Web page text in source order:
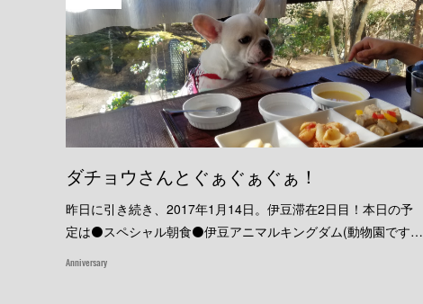
ダチョウさんとぐぁぐぁぐぁ！
昨日に引き続き、2017年1月14日。伊豆滞在2日目！本日の予
定は⚫スペシャル朝食⚫伊豆アニマルキングダム(動物園です…
Anniversary